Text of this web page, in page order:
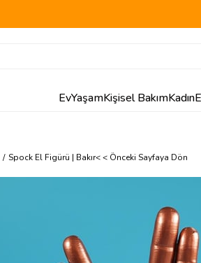
EvYaşamKişisel BakımKadın
Spock El Figürü | Bakır< < Önceki Sayfaya Dön